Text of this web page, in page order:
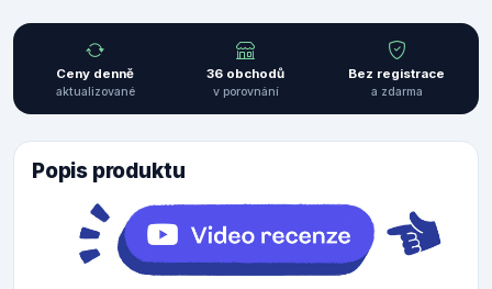
Ceny denně
aktualizované
36 obchodů
v porovnání
Bez registrace
a zdarma
Popis produktu